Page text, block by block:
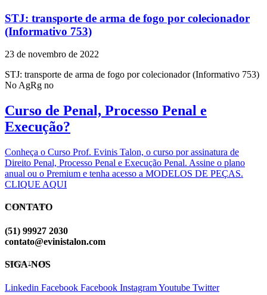
STJ: transporte de arma de fogo por colecionador
(Informativo 753)
23 de novembro de 2022
STJ: transporte de arma de fogo por colecionador (Informativo 753)
No AgRg no
Curso de Penal, Processo Penal e
Execução?
Conheça o Curso Prof. Evinis Talon, o curso por assinatura de
Direito Penal, Processo Penal e Execução Penal. Assine o plano
anual ou o Premium e tenha acesso a MODELOS DE PEÇAS.
CLIQUE AQUI
EVINIS TALON
CONTATO
(51) 99927 2030
contato@evinistalon.com
EVINIS TALON
SIGA-NOS
Linkedin Facebook Facebook InstagramYoutube Twitter